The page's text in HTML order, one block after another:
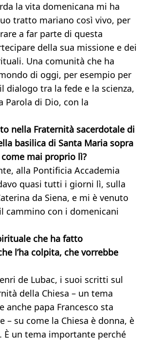
la vita domenicana mi ha
tratto mariano così vivo, per
a far parte di questa
della sua missione e dei
Una comunità che ha
di oggi, per esempio per
dialogo tra la fede e la scienza,
Parola di Dio, con la
nella Fraternità sacerdotale di
basilica di Santa Maria sopra
mai proprio lì?
alla Pontificia Accademia
quasi tutti i giorni lì, sulla
da Siena, e mi è venuto
cammino con i domenicani
che ha fatto
l’ha colpita, che vorrebbe
de Lubac, i suoi scritti sul
della Chiesa – un tema
anche papa Francesco sta
– su come la Chiesa è donna, è
È un tema importante perché